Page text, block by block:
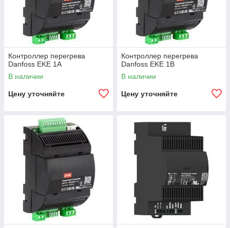
Контроллер перегрева
Danfoss EKE 1A
В наличии
Цену уточняйте
Контроллер перегрева
Danfoss EKE 1B
В наличии
Цену уточняйте